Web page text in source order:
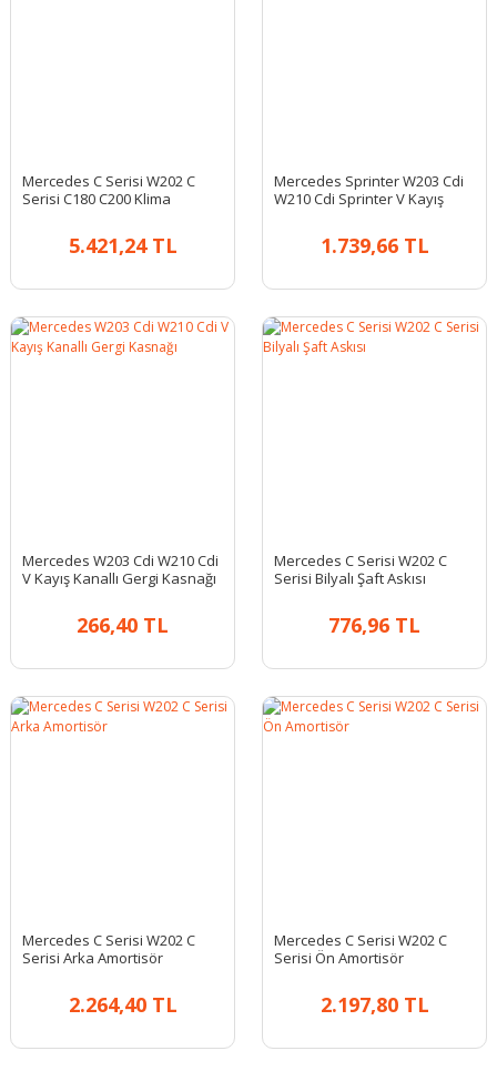
Mercedes C Serisi W202 C
Serisi C180 C200 Klima
5.421,24 TL
Mercedes Sprinter W203 Cdi
W210 Cdi Sprinter V Kayış
1.739,66 TL
Mercedes W203 Cdi W210 Cdi
V Kayış Kanallı Gergi Kasnağı
266,40 TL
Mercedes C Serisi W202 C
Serisi Bilyalı Şaft Askısı
776,96 TL
Mercedes C Serisi W202 C
Serisi Arka Amortisör
2.264,40 TL
Mercedes C Serisi W202 C
Serisi Ön Amortisör
2.197,80 TL